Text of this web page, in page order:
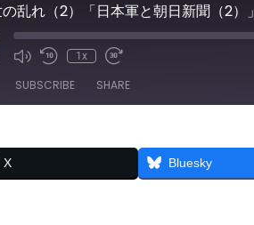
乱れ（2）「日本軍と朝日新聞（2）」
Mute/Unmute
Rewind
Seconds
1x
Fast
30
seconds
SUBSCRIBE SHARE
X Bluesky